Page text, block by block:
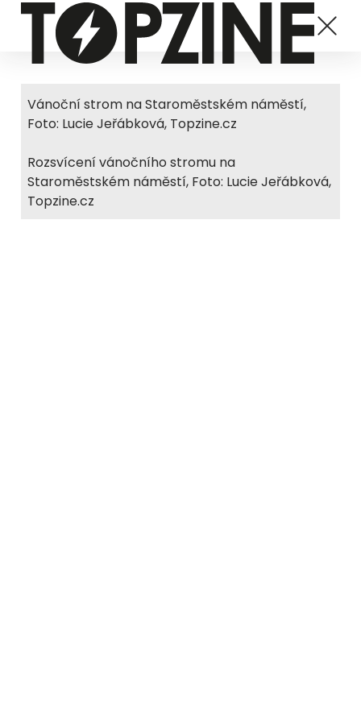
Vánoční strom na Staroměstském náměstí,
Foto: Lucie Jeřábková, Topzine.cz
Rozsvícení vánočního stromu na
Staroměstském náměstí, Foto: Lucie Jeřábková,
Topzine.cz